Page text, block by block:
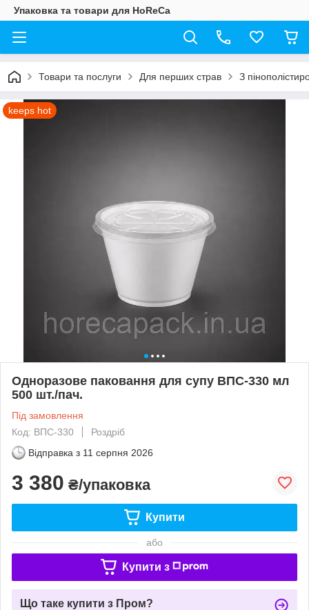
Упаковка та товари для HoReCa
Товари та послуги Для перших страв З
keeps hot
Одноразове паковання для супу ВПС-330 мл
500 шт./пач.
Під замовлення
Код: ВПС-330
Роздріб
Відправка з 11 серпня 2026
3 380 ₴/упаковка
Купити
або
Купити з
Що таке купити з Пром?